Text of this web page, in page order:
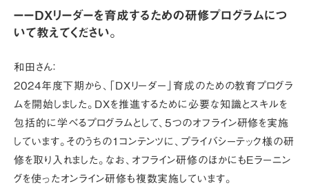
ーーDXリーダーを育成するための研修プログラムにつ
いて教えてください。
和田さん：
2024年度下期から、「DXリーダー」育成のための教育プログラ
ムを開始しました。DXを推進するために必要な知識とスキルを
包括的に学べるプログラムとして、5つのオフライン研修を実施
しています。そのうちの1コンテンツに、プライバシーテック様の研
修を取り入れました。なお、オフライン研修のほかにもEラーニン
グを使ったオンライン研修も複数実施しています。